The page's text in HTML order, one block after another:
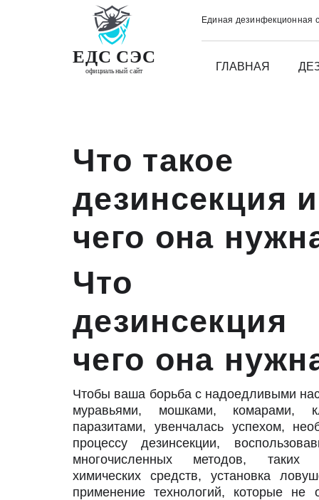
ЕДС СЭС
официальный сайт
Единая дезинфекционная
ГЛАВНАЯ
Что такое
дезинсекция
чего она
Что
чего она
Чтобы ваша борьба с надоедливыми
муравьями, мошками, комарами,
паразитами, увенчалась успехом,
процессу дезинсекции,
многочисленных методов, таких
химических средств, установка
применение технологий, которые не